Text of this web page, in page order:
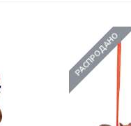
РАСПРОДАНО